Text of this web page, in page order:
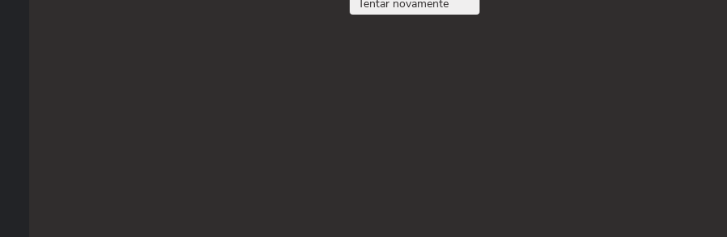
Tentar novamente